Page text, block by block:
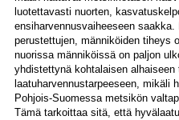
luotettavasti nuorten,
ensiharvennusvaiheeseen saakka.
perustettujen, männiköiden tiheys
nuorissa männiköissä on paljon
yhdistettynä kohtalaisen alhaiseen
laatuharvennustarpeeseen, mikäli
Pohjois-Suomessa metsikön
Tämä tarkoittaa sitä, että